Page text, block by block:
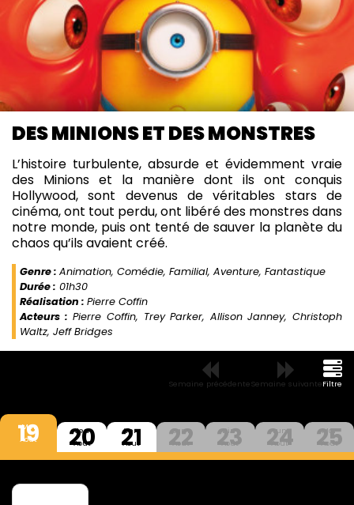
DES MINIONS ET DES MONSTRES
L’histoire turbulente, absurde et évidemment vraie
des Minions et la manière dont ils ont conquis
Hollywood, sont devenus de véritables stars de
cinéma, ont tout perdu, ont libéré des monstres dans
notre monde, puis ont tenté de sauver la planète du
chaos qu’ils avaient créé.
Genre : Animation, Comédie, Familial, Aventure, Fantastique
Durée : 01h30
Réalisation : Pierre Coffin
Acteurs : Pierre Coffin, Trey Parker, Allison Janney, Christoph
Waltz, Jeff Bridges
Semaine précédenteSemaine suivanteFiltre
Mer
19
Aout
Jeu
20
Aout
Ven
21
Aout
Sam
22
Aout
Dim
23
Aout
Lun
24
Aout
Mar
25
Aout